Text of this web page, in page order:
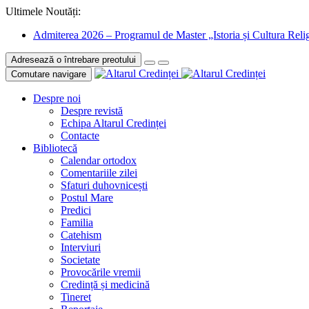
Ultimele Noutăți:
Admiterea 2026 – Programul de Master „Istoria și Cultura
Adresează o întrebare preotului
Comutare navigare
Despre noi
Despre revistă
Echipa Altarul Credinței
Contacte
Bibliotecă
Calendar ortodox
Comentariile zilei
Sfaturi duhovnicești
Postul Mare
Predici
Familia
Catehism
Interviuri
Societate
Provocările vremii
Credință și medicină
Tineret